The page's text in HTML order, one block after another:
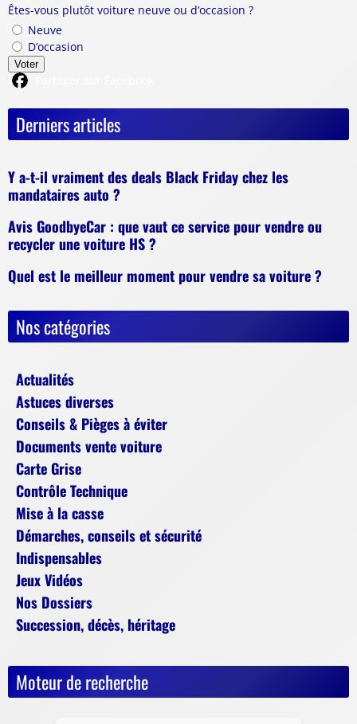
Êtes-vous plutôt voiture neuve ou d’occasion ?
Neuve
D’occasion
Voter
Derniers articles
Y a-t-il vraiment des deals Black Friday chez les
mandataires auto ?
Avis GoodbyeCar : que vaut ce service pour vendre ou
recycler une voiture HS ?
Quel est le meilleur moment pour vendre sa voiture ?
Nos catégories
Actualités
Astuces diverses
Conseils & Pièges à éviter
Documents vente voiture
Carte Grise
Contrôle Technique
Mise à la casse
Démarches, conseils et sécurité
Indispensables
Jeux Vidéos
Nos Dossiers
Succession, décès, héritage
Moteur de recherche